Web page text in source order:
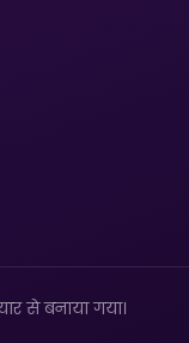
से बनाया गया।